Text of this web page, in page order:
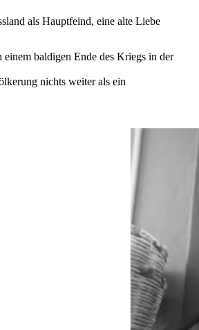
als Hauptfeind, eine alte Liebe
einem baldigen Ende des Kriegs in der
nichts weiter als ein